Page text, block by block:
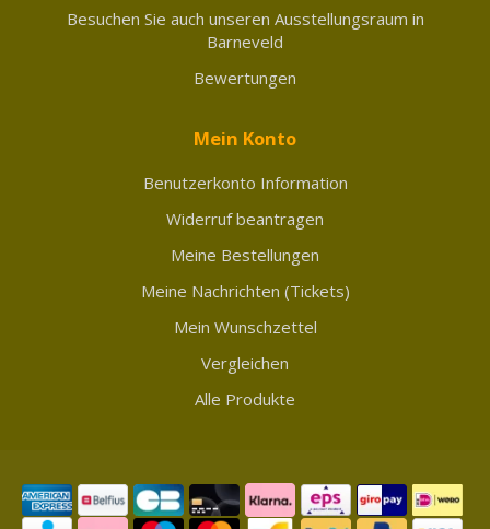
Besuchen Sie auch unseren Ausstellungsraum in
Barneveld
Bewertungen
Mein Konto
Benutzerkonto Information
Widerruf beantragen
Meine Bestellungen
Meine Nachrichten (Tickets)
Mein Wunschzettel
Vergleichen
Alle Produkte